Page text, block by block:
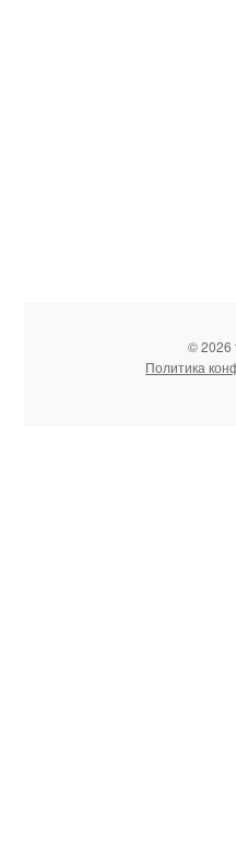
© 2026
Политика